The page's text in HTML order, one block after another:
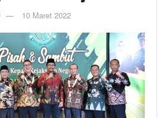
10 Maret 2022